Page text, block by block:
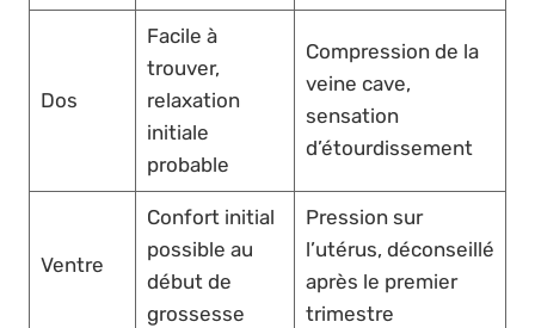
Dos
Facile à
trouver,
relaxation
initiale
probable
Compression de la
veine cave,
sensation
d’étourdissement
Ventre
Confort initial
possible au
début de
grossesse
Pression sur
l’utérus, déconseillé
après le premier
trimestre